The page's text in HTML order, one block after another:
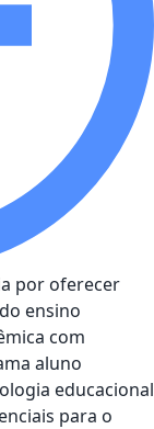
por oferecer
ensino
com
aluno
educacional
para o